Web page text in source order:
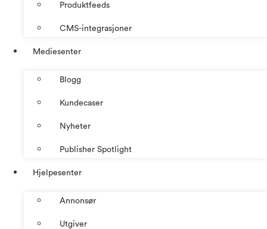
Produktfeeds
CMS-integrasjoner
Mediesenter
Blogg
Kundecaser
Nyheter
Publisher Spotlight
Hjelpesenter
Annonsør
Utgiver